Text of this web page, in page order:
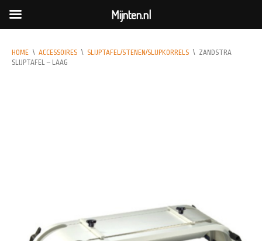
HOME \ ACCESSOIRES \ SLIJPTAFEL/STENEN/SLIJPKORRELS \ ZANDSTRA
SLIJPTAFEL – LAAG
Mijnten.nl